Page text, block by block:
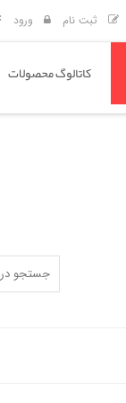
ثبت نام ورود
کاتالوگ محصولات